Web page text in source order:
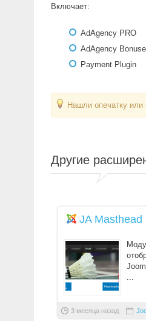
Включает:
AdAgency PRO
AdAgency
Payment Plugin
Нашли опечатку
Другие
JA Masthead
...
3 месяца назад